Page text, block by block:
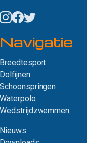
Navigatie
Breedtesport
Dolfijnen
Schoonspringen
Waterpolo
Wedstrijdzwemmen
Nieuws